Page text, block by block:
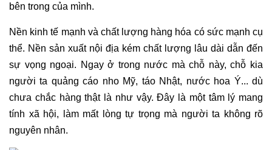
bên trong của mình.
Nền kinh tế mạnh và chất lượng hàng hóa có sức mạnh cụ
thể. Nền sản xuất nội địa kém chất lượng lâu dài dẫn đến
sự vọng ngoại. Ngay ở trong nước mà chỗ này, chỗ kia
người ta quảng cáo nho Mỹ, táo Nhật, nước hoa Ý... dù
chưa chắc hàng thật là như vậy. Đây là một tâm lý mang
tính xã hội, làm mất lòng tự trọng mà người ta không rõ
nguyên nhân.